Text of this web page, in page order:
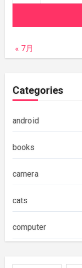
« 7月
Categories
android
books
camera
cats
computer